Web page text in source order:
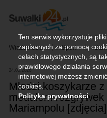
Wiadomości Sport
24.05.2026
Młodzi koszykarze
medalem
Mariampolu [zdjęcia]
Ten serwis wykorzystuje
zapisanych za pomocą
celach statystycznych, są
prawidłowego działania
internetowej możesz
cookies.
Polityka prywatności.